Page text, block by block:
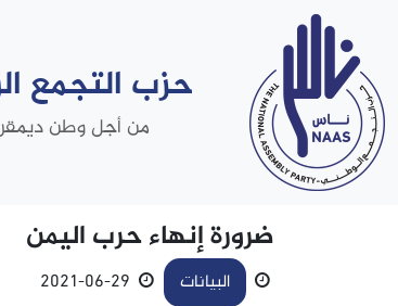
حزب التجمع
من أجل وطن
ضرورة إنهاء حرب اليمن
البيانات